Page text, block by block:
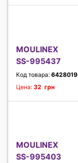
MOULINEX
SS-995437
Код товара: 6428019
Цена: 32 грн
MOULINEX
SS-995403